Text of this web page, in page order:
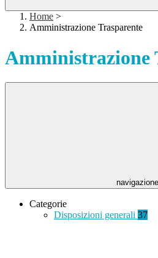
Home >
Amministrazione Trasparente
Amministrazione
navigazione
Categorie
Disposizioni generali 37